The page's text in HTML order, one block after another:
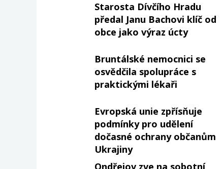
Starosta Dívčího Hradu
předal Janu Bachovi klíč od
obce jako výraz úcty
Bruntálské nemocnici se
osvědčila spolupráce s
praktickými lékaři
Evropská unie zpřísňuje
podmínky pro udělení
dočasné ochrany občanům
Ukrajiny
Ondřejov zve na sobotní